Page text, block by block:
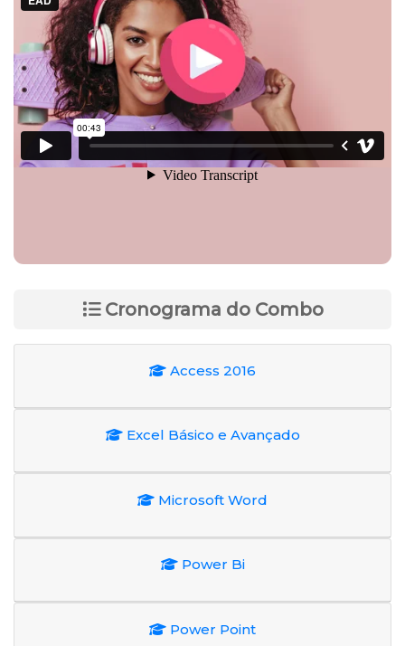
Cronograma do Combo
Access 2016
Excel Básico e Avançado
Microsoft Word
Power Bi
Power Point